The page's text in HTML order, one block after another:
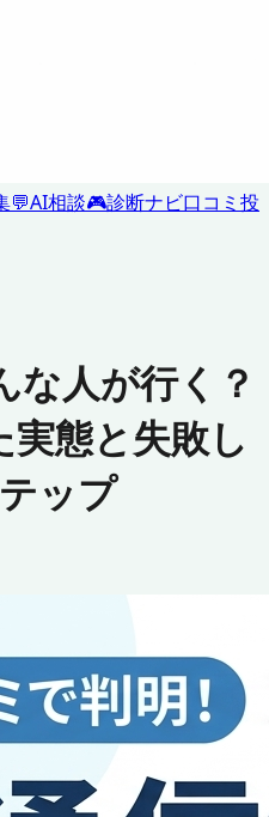
💬AI相談🎮診断ナビ口コミ投
な人が行く？
態と失敗し
ップ